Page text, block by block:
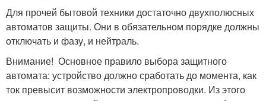
Для прочей бытовой техники достаточно двухполюсных
автоматов защиты. Они в обязательном порядке должны
отключать и фазу, и нейтраль.
Внимание! Основное правило выбора защитного
автомата: устройство должно сработать до момента, как
ток превысит возможности электропроводки. Из этого